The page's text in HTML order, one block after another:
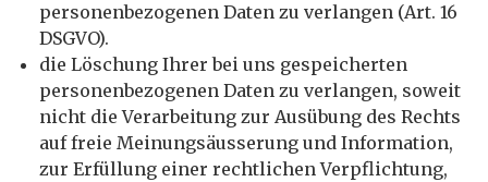
personenbezogenen Daten zu verlangen (Art. 16
DSGVO).
die Löschung Ihrer bei uns gespeicherten
personenbezogenen Daten zu verlangen, soweit
nicht die Verarbeitung zur Ausübung des Rechts
auf freie Meinungsäusserung und Information,
zur Erfüllung einer rechtlichen Verpflichtung,